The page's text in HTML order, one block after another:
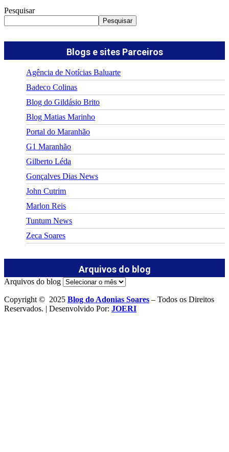
Pesquisar
Pesquisar
Blogs e sites Parceiros
Agência de Notícias Baluarte
Badeco Colinas
Blog do Gildásio Brito
Blog Matias Marinho
Portal do Maranhão
G1 Maranhão
Gilberto Léda
Gonçalves Dias News
John Cutrim
Marlon Reis
Tuntum News
Zeca Soares
Arquivos do blog
Arquivos do blog
Copyright © 2025 Blog do Adonias Soares – Todos os Direitos
Reservados. | Desenvolvido Por: JOERI